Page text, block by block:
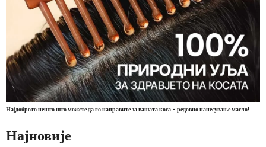
Најдоброто нешто што можете да го направите за вашата коса - редовно нанесување масло!
Најновије